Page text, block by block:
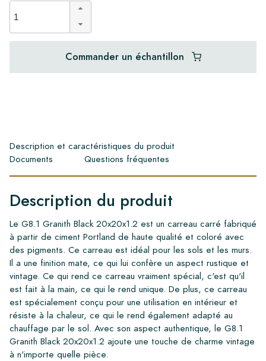
Commander un échantillon
Description et caractéristiques du produit
Documents
Questions fréquentes
Description du produit
Le G8.1 Granith Black 20x20x1.2 est un carreau carré fabriqué
à partir de ciment Portland de haute qualité et coloré avec
des pigments. Ce carreau est idéal pour les sols et les murs.
Il a une finition mate, ce qui lui confère un aspect rustique et
vintage. Ce qui rend ce carreau vraiment spécial, c'est qu'il
est fait à la main, ce qui le rend unique. De plus, ce carreau
est spécialement conçu pour une utilisation en intérieur et
résiste à la chaleur, ce qui le rend également adapté au
chauffage par le sol. Avec son aspect authentique, le G8.1
Granith Black 20x20x1.2 ajoute une touche de charme vintage
à n'importe quelle pièce.